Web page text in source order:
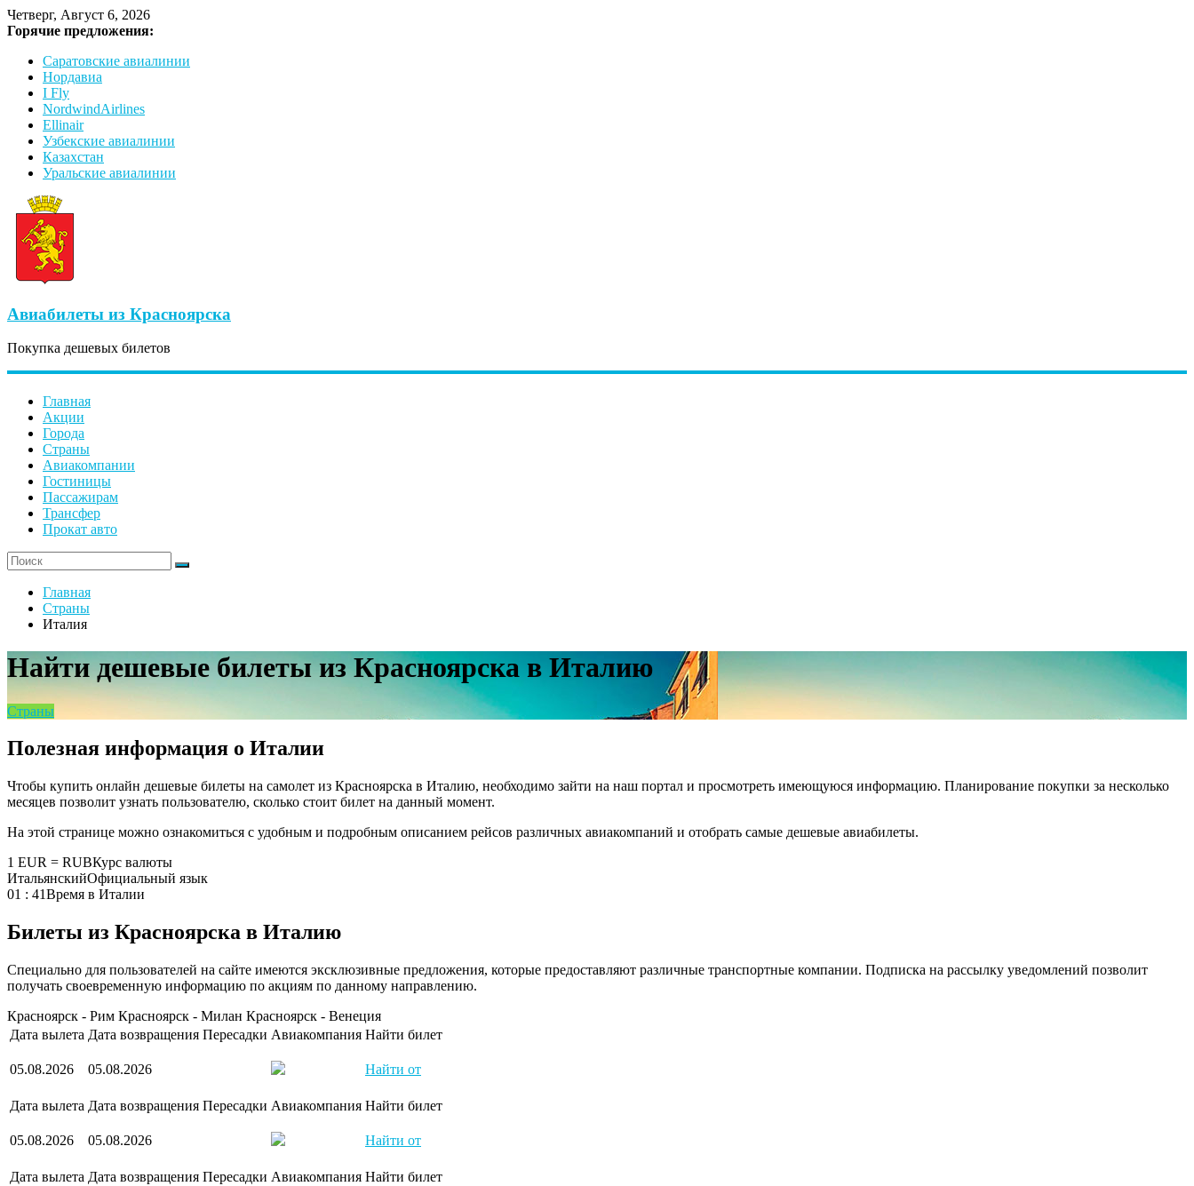
Четверг, Август 6, 2026
Горячие предложения:
Саратовские авиалинии
Нордавиа
I Fly
NordwindAirlines
Ellinair
Узбекские авиалинии
Казахстан
Уральские авиалинии
Авиабилеты из Красноярска
Покупка дешевых билетов
Главная
Акции
Города
Страны
Авиакомпании
Гостиницы
Пассажирам
Трансфер
Прокат авто
Главная
Страны
Италия
Найти дешевые билеты из Красноярска в Италию
Страны
Полезная информация о Италии
Чтобы купить онлайн дешевые билеты на самолет из Красноярска в Италию, необходимо зайти на наш портал и просмотреть имеющуюся информацию. Планирование покупки за несколько
месяцев позволит узнать пользователю, сколько стоит билет на данный момент.
На этой странице можно ознакомиться с удобным и подробным описанием рейсов различных авиакомпаний и отобрать самые дешевые авиабилеты.
1 EUR = RUBКурс валюты
ИтальянскийОфициальный язык
01 : 41Время в Италии
Билеты из Красноярска в Италию
Специально для пользователей на сайте имеются эксклюзивные предложения, которые предоставляют различные транспортные компании. Подписка на рассылку уведомлений позволит
получать своевременную информацию по акциям по данному направлению.
Красноярск - Рим Красноярск - Милан Красноярск - Венеция
Дата вылета Дата возвращения Пересадки Авиакомпания Найти билет
05.08.2026 05.08.2026 Найти от
Дата вылета Дата возвращения Пересадки Авиакомпания Найти билет
05.08.2026 05.08.2026 Найти от
Дата вылета Дата возвращения Пересадки Авиакомпания Найти билет